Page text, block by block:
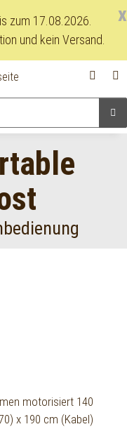
x
zum 17.08.2026.
und kein Versand.